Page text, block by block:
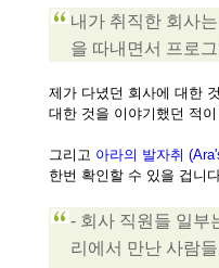
내가 취직한 회사
을 따내면서 프로
제가 다녔던 회사에 대한
대한 것을 이야기했던 적
그리고 아라의 발자취
한번 확인할 수 있을 겁니
- 회사 직원들 일부
리에서 만난 사람